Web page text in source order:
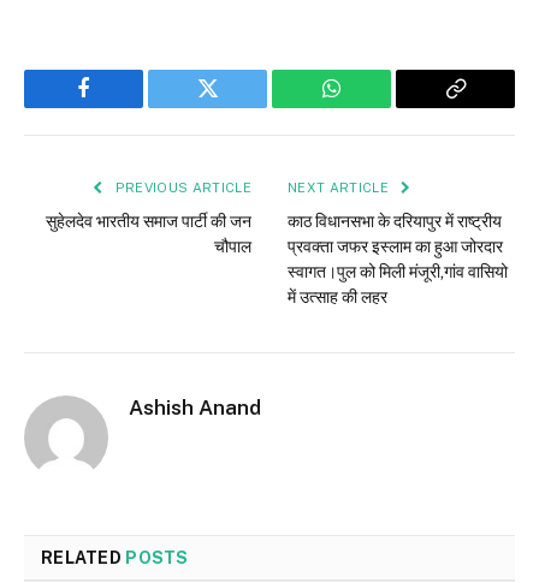
Facebook Twitter WhatsApp
Copy
PREVIOUS ARTICLE
सुहेलदेव भारतीय समाज पार्टी की जन
चौपाल
NEXT ARTICLE
काठ विधानसभा के दरियापुर में राष्ट्रीय
प्रवक्ता जफर इस्लाम का हुआ जोरदार
स्वागत।पुल को मिली मंजूरी,गांव वासियो
में उत्साह की लहर
Ashish Anand
RELATED POSTS